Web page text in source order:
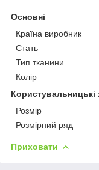
Основні
Країна виробник
Стать
Тип тканини
Колір
Користувальницькі
Розмір
Розмірний ряд
Приховати